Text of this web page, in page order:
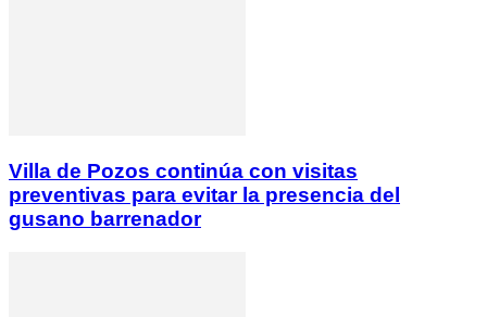
Villa de Pozos continúa con visitas
preventivas para evitar la presencia del
gusano barrenador